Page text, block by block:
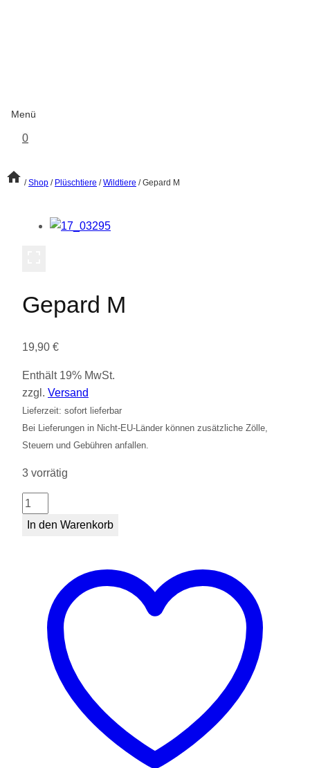
Menü
0
/ Shop / Plüschtiere / Wildtiere / Gepard M
Gepard M
19,90 €
Enthält 19% MwSt.
zzgl. Versand
Lieferzeit: sofort lieferbar
Bei Lieferungen in Nicht-EU-Länder können zusätzliche Zölle,
Steuern und Gebühren anfallen.
3 vorrätig
Gepard
M
In den Warenkorb